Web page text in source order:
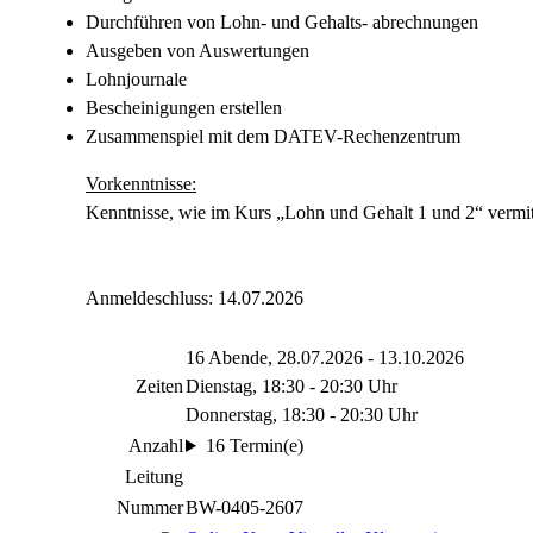
Durchführen von Lohn- und Gehalts- abrechnungen
Ausgeben von Auswertungen
Lohnjournale
Bescheinigungen erstellen
Zusammenspiel mit dem DATEV-Rechenzentrum
Vorkenntnisse:
Kenntnisse, wie im Kurs „Lohn und Gehalt 1 und 2“
Anmeldeschluss: 14.07.2026
Zeiten
16 Abende, 28.07.2026 - 13.10.2026
Dienstag, 18:30 - 20:30 Uhr
Donnerstag, 18:30 - 20:30 Uhr
Anzahl
16 Termin(e)
Leitung
NummerBW-0405-2607